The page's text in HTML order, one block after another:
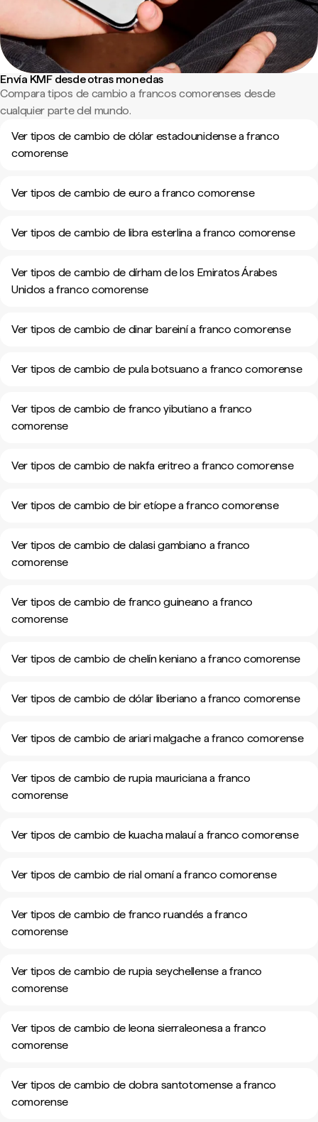
Envía KMF desde otras monedas
Compara tipos de cambio a francos comorenses desde
cualquier parte del mundo.
Ver tipos de cambio de dólar estadounidense a franco
comorense
Ver tipos de cambio de euro a franco comorense
Ver tipos de cambio de libra esterlina a franco comorense
Ver tipos de cambio de dírham de los Emiratos Árabes
Unidos a franco comorense
Ver tipos de cambio de dinar bareiní a franco comorense
Ver tipos de cambio de pula botsuano a franco comorense
Ver tipos de cambio de franco yibutiano a franco
comorense
Ver tipos de cambio de nakfa eritreo a franco comorense
Ver tipos de cambio de bir etíope a franco comorense
Ver tipos de cambio de dalasi gambiano a franco
comorense
Ver tipos de cambio de franco guineano a franco
comorense
Ver tipos de cambio de chelín keniano a franco comorense
Ver tipos de cambio de dólar liberiano a franco comorense
Ver tipos de cambio de ariari malgache a franco comorense
Ver tipos de cambio de rupia mauriciana a franco
comorense
Ver tipos de cambio de kuacha malauí a franco comorense
Ver tipos de cambio de rial omaní a franco comorense
Ver tipos de cambio de franco ruandés a franco
comorense
Ver tipos de cambio de rupia seychellense a franco
comorense
Ver tipos de cambio de leona sierraleonesa a franco
comorense
Ver tipos de cambio de dobra santotomense a franco
comorense